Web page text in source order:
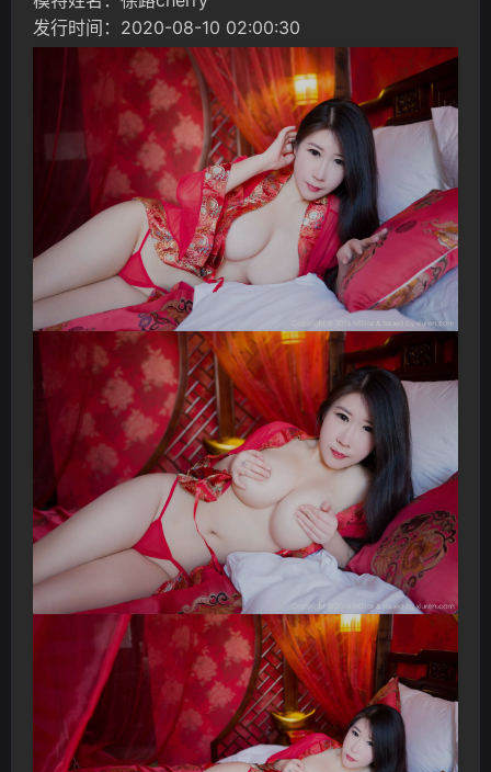
发行时间：2020-08-10 02:00:30